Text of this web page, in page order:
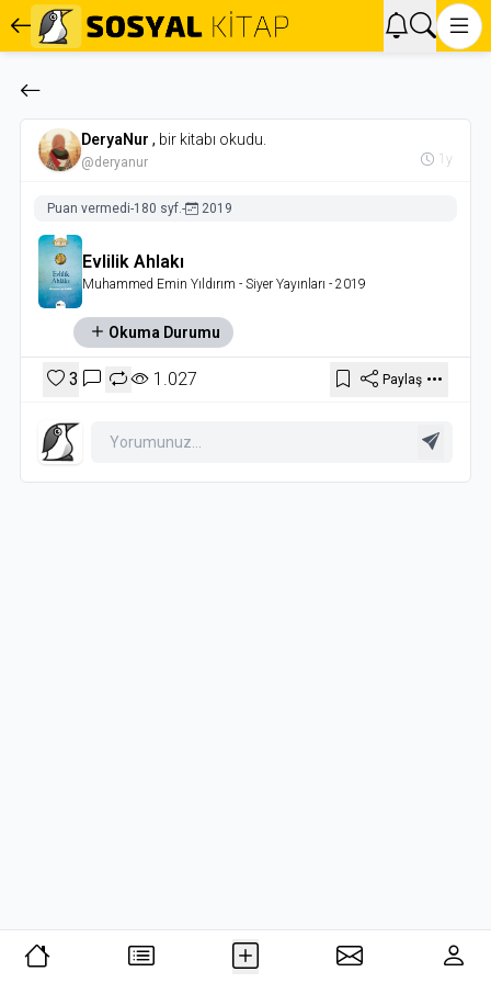
DeryaNur , bir kitabı okudu.
@deryanur 1y
Puan vermedi-180 syf.- 2019
Evlilik Ahlakı
Muhammed Emin Yıldırım - Siyer Yayınları - 2019
Okuma Durumu
3 1.027 Paylaş